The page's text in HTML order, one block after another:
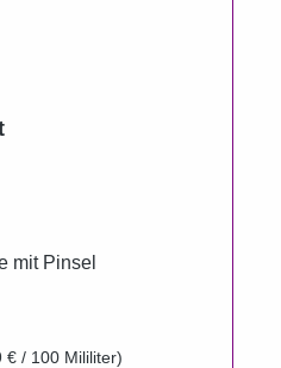
mit Pinsel
€ / 100 Mililiter)